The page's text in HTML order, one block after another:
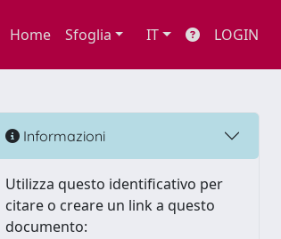
Home Sfoglia IT LOGIN
Informazioni
Utilizza questo identificativo per
citare o creare un link a questo
documento: